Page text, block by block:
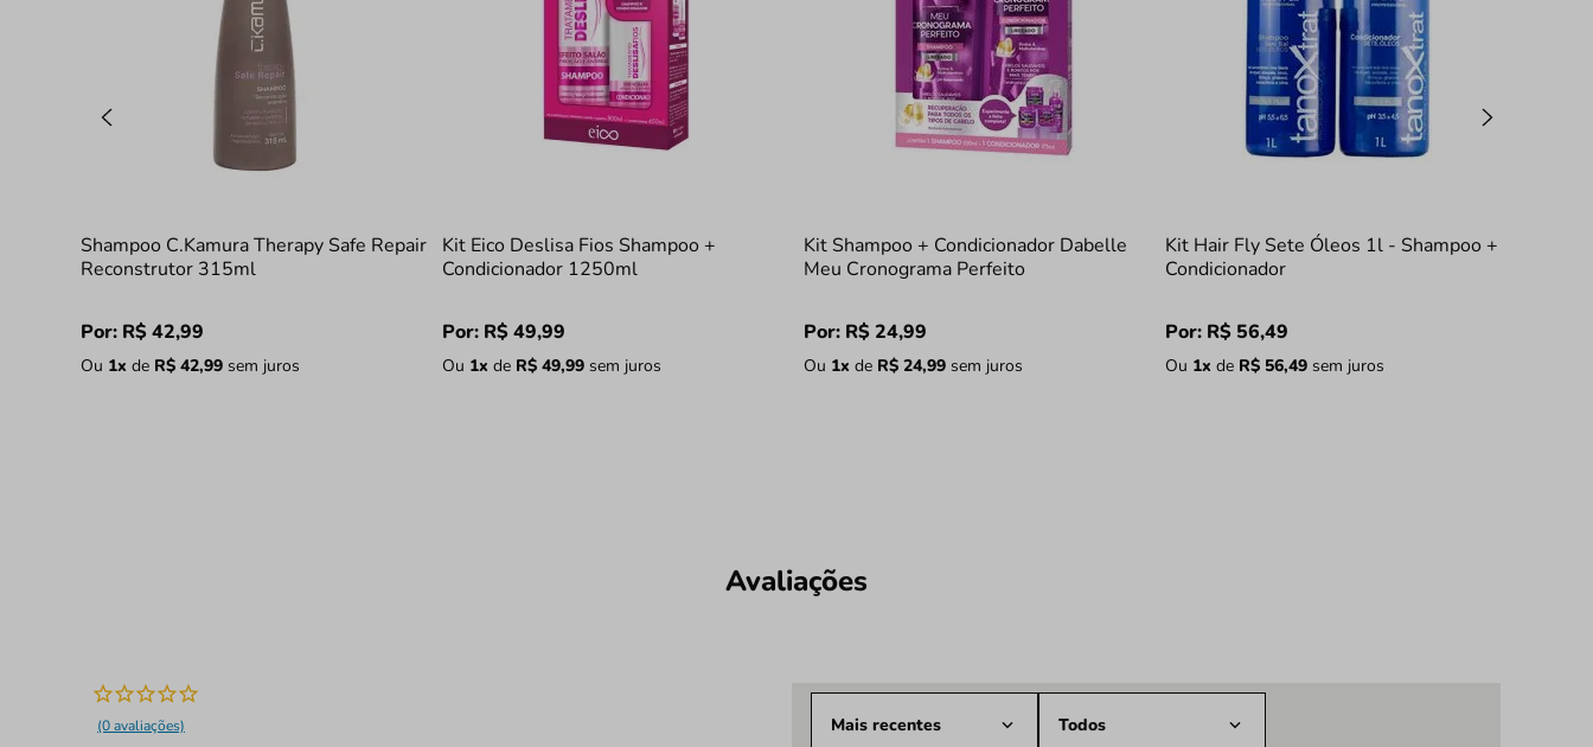
Shampoo C.Kamura Therapy Safe Repair
Reconstrutor 315ml
Por: R$ 42,99
Ou 1x de R$ 42,99sem juros
Kit Eico Deslisa Fios Shampoo +
Condicionador 1250ml
Por: R$ 49,99
Ou 1x de R$ 49,99sem juros
Kit Shampoo + Condicionador Dabelle
Meu Cronograma Perfeito
Por: R$ 24,99
Ou 1x de R$ 24,99sem juros
Kit Hair Fly Sete Óleos 1l - Shampoo +
Condicionador
Por: R$ 56,49
Ou 1x de R$ 56,49sem juros
Avaliações
(0 avaliações) Mais recentes Todos